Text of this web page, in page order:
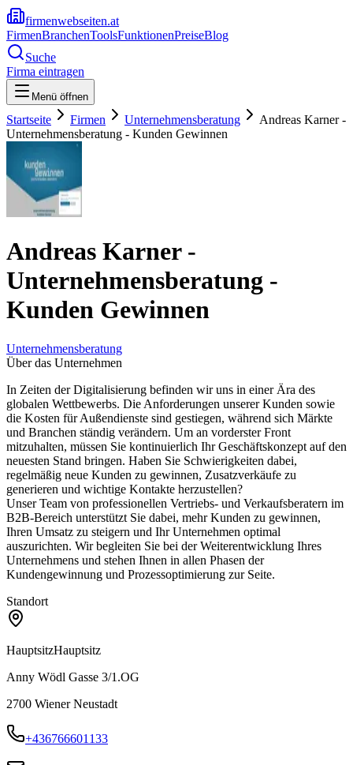
firmenwebseiten.at
FirmenBranchenToolsFunktionenPreiseBlog
Suche
Firma eintragen
Menü öffnen
Startseite Firmen Unternehmensberatung
Andreas Karner -
Unternehmensberatung - Kunden Gewinnen
Andreas Karner -
Unternehmensberatung -
Kunden Gewinnen
Unternehmensberatung
Über das Unternehmen
In Zeiten der Digitalisierung befinden wir uns in einer Ära des
globalen Wettbewerbs. Die Anforderungen unserer Kunden sowie
die Kosten für Außendienste sind gestiegen, während sich Märkte
und Branchen ständig verändern. Um an vorderster Front
mitzuhalten, müssen Sie kontinuierlich Ihr Geschäftskonzept auf den
neuesten Stand bringen. Haben Sie Schwierigkeiten dabei,
regelmäßig neue Kunden zu gewinnen, Zusatzverkäufe zu
generieren und wichtige Kontakte herzustellen?
Unser Team von professionellen Vertriebs- und Verkaufsberatern im
B2B-Bereich unterstützt Sie dabei, mehr Kunden zu gewinnen,
Ihren Umsatz zu steigern und Ihr Unternehmen optimal
auszurichten. Wir begleiten Sie bei der Weiterentwicklung Ihres
Unternehmens und stehen Ihnen in allen Phasen der
Kundengewinnung und Prozessoptimierung zur Seite.
Standort
HauptsitzHauptsitz
Anny Wödl Gasse 3/1.OG
2700 Wiener Neustadt
+436766601133